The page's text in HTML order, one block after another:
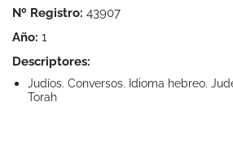
Nº Registro: 43907
Año: 1
Descriptores:
Judíos. Conversos. Idioma hebreo.
Torah